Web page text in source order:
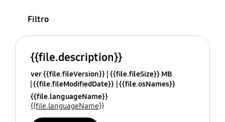
Filtro
{{file.description}}
ver {{file.fileVersion}} {{file.fileSize}} MB
{{file.fileModifiedDate}} {{file.osNames}}
{{file.languageName}}
{{file.languageName}}